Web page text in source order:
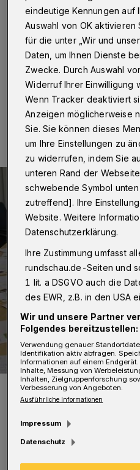
Wuppertal· Dass
Magazin für
ja schon länger. Die
der jüngsten Ausgabe hat
bisschen sprachlos gemacht.
23.03.2017 , 10:33 Uhr Eine
Sechs kleine Fehler mit riesigen
Lawine zu unserem
eindeutige Kennungen auf
Auswahl von OK
für die unter „Wir und
Daten, um Ihnen Dienste
Zwecke. Durch Auswahl
Widerruf Ihrer Einwilligung
Wenn Tracker deaktiviert
Anzeigen möglicherweise
Sie. Sie können dieses
um Ihre Einstellungen zu
zu widerrufen, indem Sie
unteren Rand der
schwebende Symbol
zutreffend]. Ihre
Website. Weitere
Datenschutzerklärung.
Ihre Zustimmung umfasst
rundschau.de-Seiten und
1 lit. a DSGVO auch die
des EWR, z.B. in den USA
Wir und unsere Partner
Folgendes bereitzustellen:
Verwendung genauer
Identifikation aktiv abfragen.
Informationen auf einem
Inhalte, Messung von
Inhalten, Zielgruppenforschung
Verbesserung von Angeboten.
Ausführliche Informationen
Impressum
Datenschutz